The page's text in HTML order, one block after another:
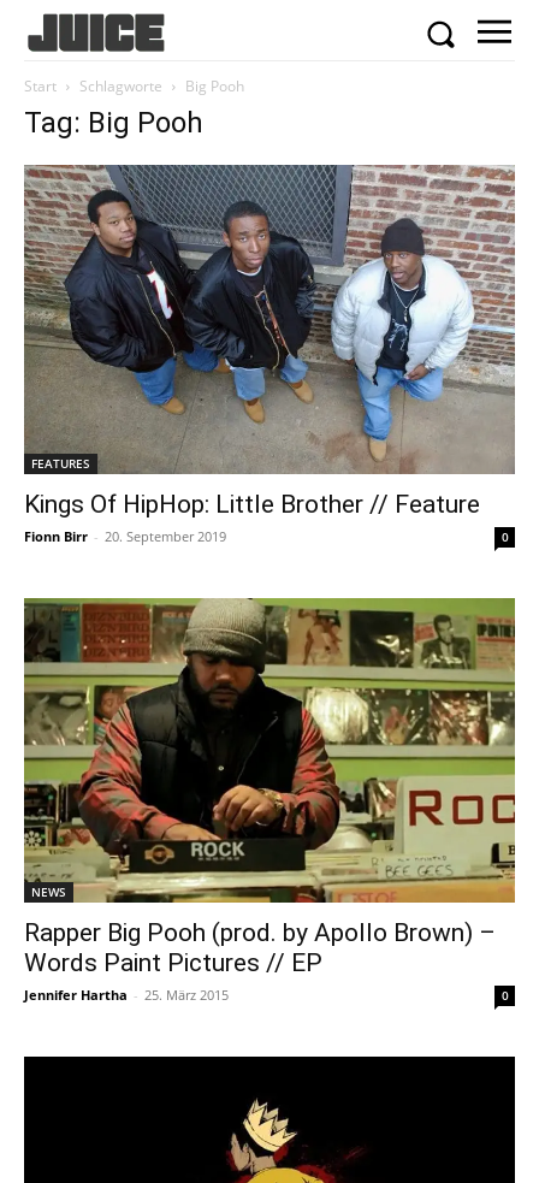
Start Schlagworte Big Pooh
Tag: Big Pooh
FEATURES
Kings Of HipHop: Little Brother // Feature
Fionn Birr - 20. September 2019 0
NEWS
Rapper Big Pooh (prod. by Apollo Brown) –
Words Paint Pictures // EP
Jennifer Hartha - 25. März 2015 0